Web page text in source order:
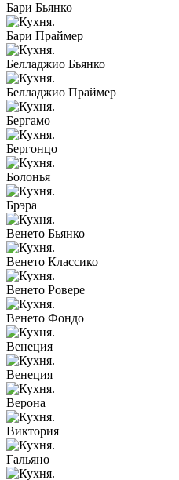
Бари Бьянко
Бари Праймер
Белладжио Бьянко
Белладжио Праймер
Бергамо
Бергонцо
Болонья
Брэра
Венето Бьянко
Венето Классико
Венето Ровере
Венето Фондо
Венеция
Венеция
Верона
Виктория
Гальяно